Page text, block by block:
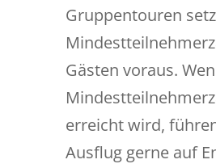
Gruppentouren
Gästen voraus.
erreicht wird,
Ausflug gerne auf